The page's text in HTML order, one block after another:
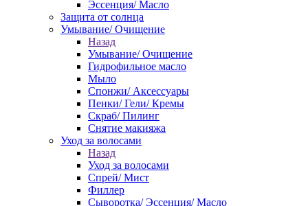
Эссенция/ Масло
Защита от солнца
Умывание/ Очищение
Назад
Умывание/ Очищение
Гидрофильное масло
Мыло
Спонжи/ Аксессуары
Пенки/ Гели/ Кремы
Скраб/ Пилинг
Снятие макияжа
Уход за волосами
Назад
Уход за волосами
Спрей/ Мист
Филлер
Сыворотка/ Эссенция/ Масло